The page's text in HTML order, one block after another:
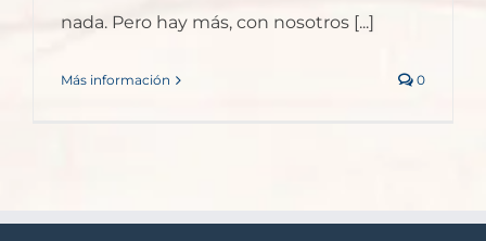
nada. Pero hay más, con nosotros [...]
Más información 0